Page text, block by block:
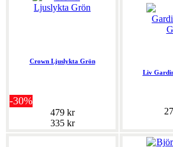
Crown Ljuslykta Grön
-30%
479 kr
335 kr
Liv